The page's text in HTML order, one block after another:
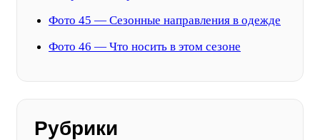
Фото 45 — Сезонные направления в одежде
Фото 46 — Что носить в этом сезоне
Рубрики